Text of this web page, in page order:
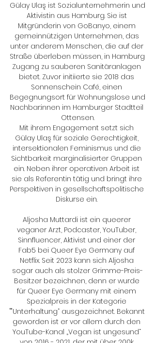
Gülay Ulaş ist Sozialunternehmerin und
Aktivistin aus Hamburg. Sie ist
Mitgründerin von GoBanyo, einem
gemeinnützigen Unternehmen, das
unter anderem Menschen, die auf der
Straße überleben müssen, in Hamburg
Zugang zu sauberen Sanitäranlagen
bietet. Zuvor initiierte sie 2018 das
Sonnenschein Café, einen
Begegnungsort für Wohnungslose und
Nachbar:innen im Hamburger Stadtteil
Ottensen.
Mit ihrem Engagement setzt sich
Gülay Ulaş für soziale Gerechtigkeit,
intersektionalen Feminismus und die
Sichtbarkeit marginalisierter Gruppen
ein. Neben ihrer operativen Arbeit ist
sie als Referentin tätig und bringt ihre
Perspektiven in gesellschaftspolitische
Diskurse ein.
Aljosha Muttardi ist ein queerer
veganer Arzt, Podcaster, YouTuber,
Sinnfluencer, Aktivist und einer der
Fab5 bei Queer Eye Germany auf
Netflix. Seit 2023 kann sich Aljosha
sogar auch als stolzer Grimme-Preis-
Besitzer bezeichnen, denn er wurde
für Queer Eye Germany mit einem
Spezialpreis in der Kategorie
""Unterhaltung“ ausgezeichnet. Bekannt
geworden ist er vor allem durch den
YouTube-Kanal „Vegan ist ungesund“